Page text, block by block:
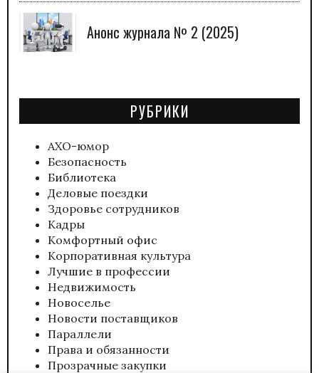
Анонс журнала № 2 (2025)
РУБРИКИ
АХО-юмор
Безопасность
Библиотека
Деловые поездки
Здоровье сотрудников
Кадры
Комфортный офис
Корпоративная культура
Лучшие в профессии
Недвижимость
Новоселье
Новости поставщиков
Параллели
Права и обязанности
Прозрачные закупки